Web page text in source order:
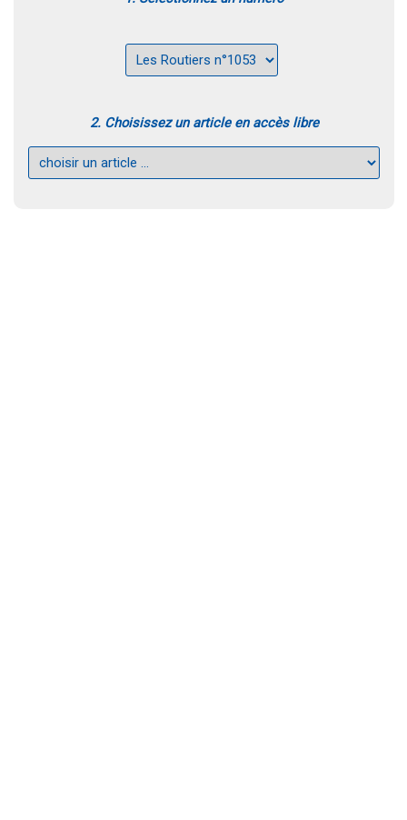
2. Choisissez un article en accès libre